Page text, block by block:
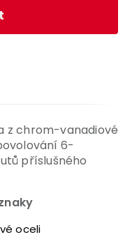
z chrom-vanadiové
6-
příslušného
oceli